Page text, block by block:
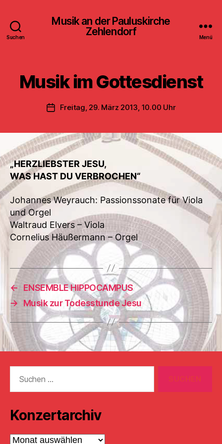
Suchen
Musik an der Pauluskirche
Zehlendorf
Menü
Musik im Gottesdienst
Veröffentlichungsdatum
Freitag, 29. März 2013, 10.00 Uhr
„HERZLIEBSTER JESU,
WAS HAST DU VERBROCHEN“
Johannes Weyrauch: Passionssonate für Viola
und Orgel
Waltraud Elvers – Viola
Cornelius Häußermann – Orgel
←
ENSEMBLE HIPPOCAMPUS
→
Musik zur Todesstunde Jesu
nach:
Konzertarchiv
Konzertarchiv